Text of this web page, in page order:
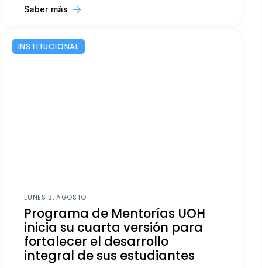
Saber más
INSTITUCIONAL
LUNES 3, AGOSTO
Programa de Mentorías UOH
inicia su cuarta versión para
fortalecer el desarrollo
integral de sus estudiantes